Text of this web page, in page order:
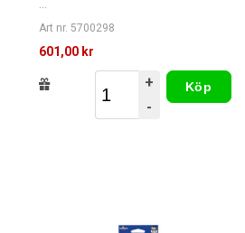
Art nr. 5700298
601,00 kr
+
-
Köp